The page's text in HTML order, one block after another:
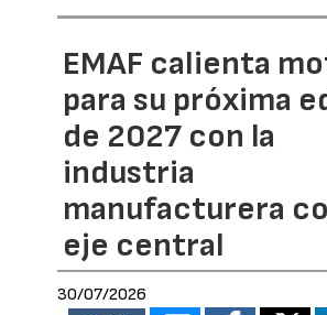
EMAF calienta
para su próxima
de 2027 con la
industria
manufacturera
eje central
30/07/2026